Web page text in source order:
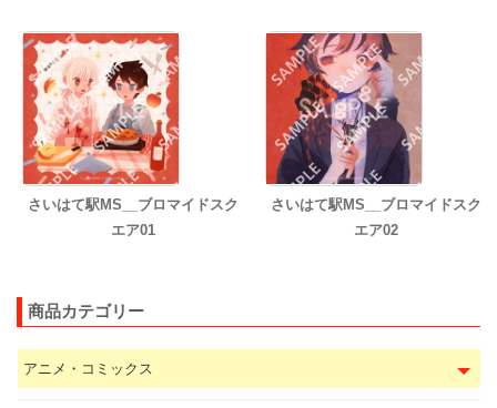
さいはて駅MS__ブロマイドスク
エア01
さいはて駅MS__ブロマイドスク
エア02
商品カテゴリー
アニメ・コミックス